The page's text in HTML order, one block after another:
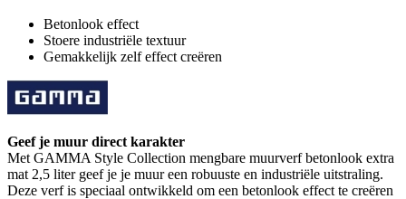
Betonlook effect
Stoere industriële textuur
Gemakkelijk zelf effect creëren
Geef je muur direct karakter
Met GAMMA Style Collection mengbare muurverf betonlook extra
mat 2,5 liter geef je je muur een robuuste en industriële uitstraling.
Deze verf is speciaal ontwikkeld om een betonlook effect te creëren